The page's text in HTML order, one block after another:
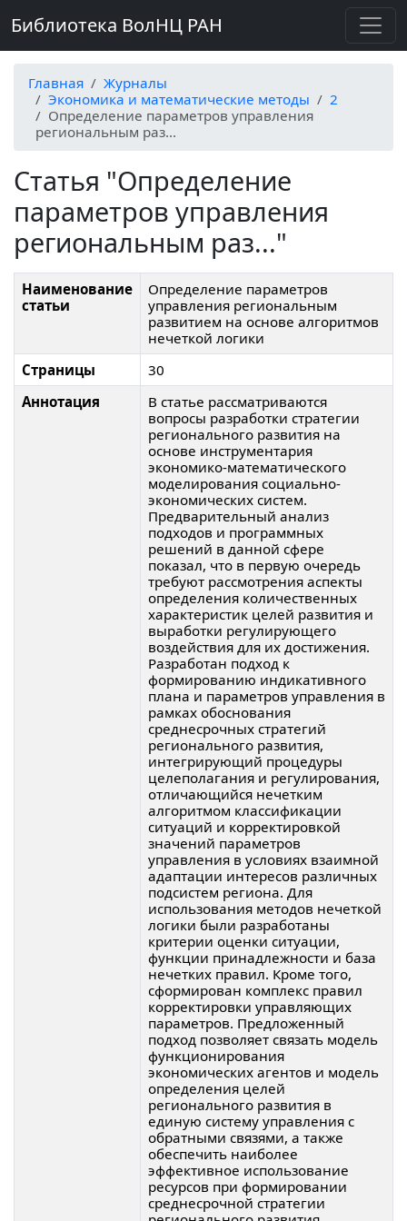
Библиотека ВолНЦ РАН
Главная
Журналы
Экономика и математические методы
2
Определение параметров управления
региональным раз...
Статья "Определение
параметров управления
региональным раз..."
Наименование
статьи
Определение параметров
управления региональным
развитием на основе алгоритмов
нечеткой логики
Страницы
30
Аннотация
В статье рассматриваются
вопросы разработки стратегии
регионального развития на
основе инструментария
экономико-математического
моделирования социально-
экономических систем.
Предварительный анализ
подходов и программных
решений в данной сфере
показал, что в первую очередь
требуют рассмотрения аспекты
определения количественных
характеристик целей развития и
выработки регулирующего
воздействия для их достижения.
Разработан подход к
формированию индикативного
плана и параметров управления в
рамках обоснования
среднесрочных стратегий
регионального развития,
интегрирующий процедуры
целеполагания и регулирования,
отличающийся нечетким
алгоритмом классификации
ситуаций и корректировкой
значений параметров
управления в условиях взаимной
адаптации интересов различных
подсистем региона. Для
использования методов нечеткой
логики были разработаны
критерии оценки ситуации,
функции принадлежности и база
нечетких правил. Кроме того,
сформирован комплекс правил
корректировки управляющих
параметров. Предложенный
подход позволяет связать модель
функционирования
экономических агентов и модель
определения целей
регионального развития в
единую систему управления с
обратными связями, а также
обеспечить наиболее
эффективное использование
ресурсов при формировании
среднесрочной стратегии